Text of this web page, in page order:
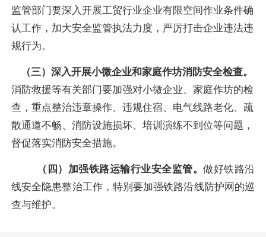
监管部门要深入开展工贸行业企业有限空间作业条件确
认工作，加大安全监管执法力度，严厉打击企业违法违
规行为。
（三）深入开展小微企业和家庭作坊消防安全检查。
消防救援等有关部门要加强对小微企业、家庭作坊的检
查，重点整治违章操作、违规住宿、电气线路老化、疏
散通道不畅、消防设施损坏、培训演练不到位等问题，
督促落实消防安全措施。
（四）加强铁路运输行业安全监管。 做好铁路沿
线安全隐患整治工作，特别要加强铁路沿线防护网的巡
查与维护。